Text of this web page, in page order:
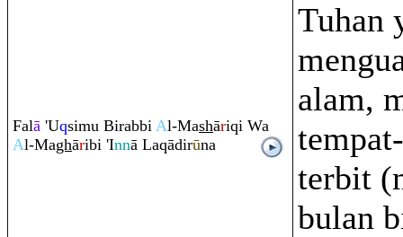
Falā 'Uqsimu Birabbi Al-Mashāriqi Wa
Al-Maghāribi 'Innā Laqādirūna
Tuhan
alam,
terbit
bulan